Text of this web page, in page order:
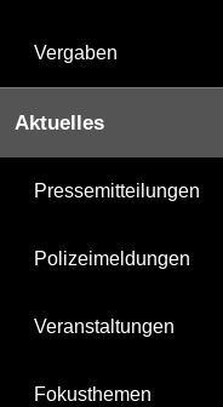
Vergaben
Aktuelles
Pressemitteilungen
Polizeimeldungen
Veranstaltungen
Fokusthemen